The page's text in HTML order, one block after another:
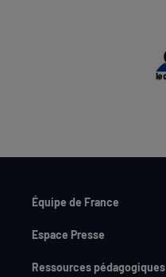
Équipe de France
Espace Presse
Ressources pédagogiques